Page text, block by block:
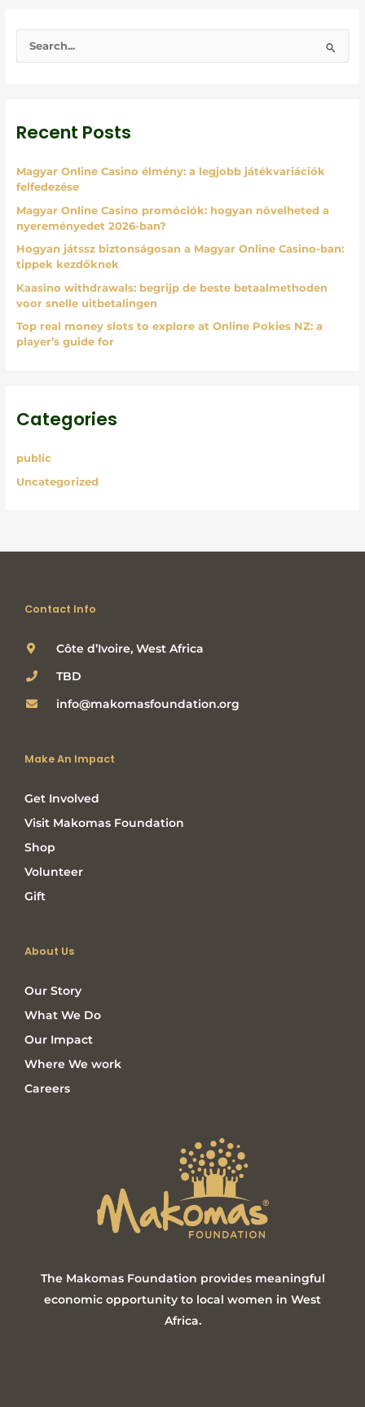
c
f
o
r
:
Recent Posts
Magyar Online Casino élmény: a legjobb játékvariációk
felfedezése
Magyar Online Casino promóciók: hogyan növelheted a
nyereményedet 2026-ban?
Hogyan játssz biztonságosan a Magyar Online Casino-ban:
tippek kezdőknek
Kaasino withdrawals: begrijp de beste betaalmethoden
voor snelle uitbetalingen
Top real money slots to explore at Online Pokies NZ: a
player’s guide for
Categories
public
Uncategorized
The Makomas Foundation provides meaningful
economic opportunity to local women in West
Africa.
About Us
Our Story
What We Do
Our Impact
Where We work
Careers
Make An Impact
Get Involved
Visit Makomas Foundation
Shop
Volunteer
Gift
Contact Info
Côte d’Ivoire, West Africa
TBD
info@makomasfoundation.org